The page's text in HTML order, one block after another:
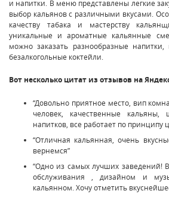
и напитки. В меню представлены легкие
выбор кальянов с различными вкусами.
качеству табака и мастерству
уникальные и ароматные кальянные
можно заказать разнообразные
безалкогольные коктейли.
Вот несколько цитат из отзывов на
“Довольно приятное место, вип
человек, качественные
напитков, все работает по принципу
“Отличная кальянная, очень
вернемся”
“Одно из самых лучших заведений!
обслуживания , дизайном и
кальянном. Хочу отметить